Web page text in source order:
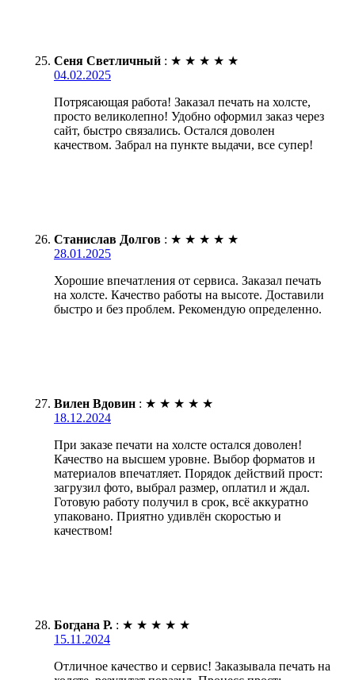
Сеня Светличный : ★ ★ ★ ★ ★
04.02.2025
Потрясающая работа! Заказал печать на холсте,
просто великолепно! Удобно оформил заказ через
сайт, быстро связались. Остался доволен
качеством. Забрал на пункте выдачи, все супер!
Станислав Долгов : ★ ★ ★ ★ ★
28.01.2025
Хорошие впечатления от сервиса. Заказал печать
на холсте. Качество работы на высоте. Доставили
быстро и без проблем. Рекомендую определенно.
Вилен Вдовин : ★ ★ ★ ★ ★
18.12.2024
При заказе печати на холсте остался доволен!
Качество на высшем уровне. Выбор форматов и
материалов впечатляет. Порядок действий прост:
загрузил фото, выбрал размер, оплатил и ждал.
Готовую работу получил в срок, всё аккуратно
упаковано. Приятно удивлён скоростью и
качеством!
Богдана Р. : ★ ★ ★ ★ ★
15.11.2024
Отличное качество и сервис! Заказывала печать на